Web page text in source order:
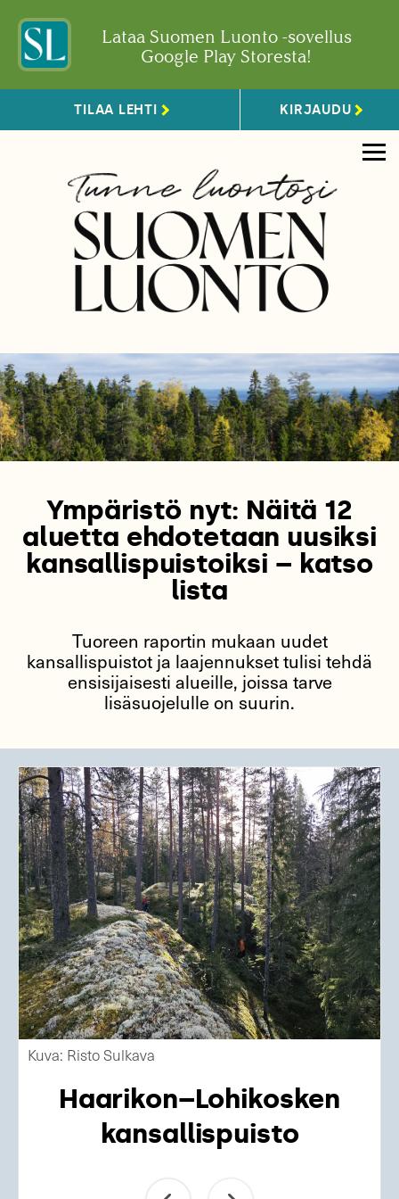
Lataa Suomen Luonto -sovellus
Google Play Storesta!
TILAA LEHTI KIRJAUDU
Ympäristö nyt: Näitä 12
aluetta ehdotetaan uusiksi
kansallispuistoiksi – katso
lista
Tuoreen raportin mukaan uudet
kansallispuistot ja laajennukset tulisi tehdä
ensisijaisesti alueille, joissa tarve
lisäsuojelulle on suurin.
Kuva: Risto Sulkava
Haarikon–Lohikosken
kansallispuisto